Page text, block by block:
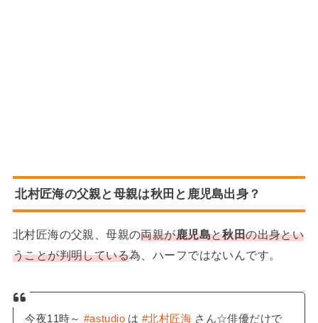
北村匠海の父親と母親は秋田と鹿児島出身？
北村匠海の父親、母親の両親が鹿児島と秋田の出身とい
うことが判明している為、ハーフではないんです。
今夜11時～ #astudioは#北村匠海さん☆俳優だけで